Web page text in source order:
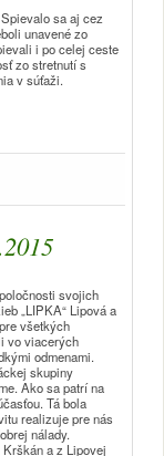
sa aj cez
unavené zo
i po celej ceste
zo stretnutí s
v súťaži.
svojich
„LIPKA“ Lipová a
všetkých
vo viacerých
odmenami.
skupiny
Ako sa patrí na
Tá bola
realizuje pre nás
nálady.
a z Lipovej